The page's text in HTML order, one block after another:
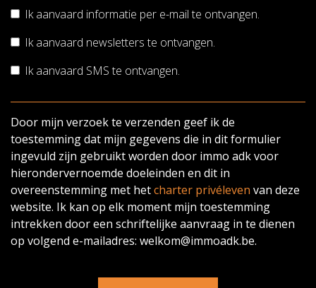
Ik aanvaard informatie per e-mail te ontvangen.
Ik aanvaard newsletters te ontvangen.
Ik aanvaard SMS te ontvangen.
Door mijn verzoek te verzenden geef ik de
toestemming dat mijn gegevens die in dit formulier
ingevuld zijn gebruikt worden door immo adk voor
hierondervernoemde doeleinden en dit in
overeenstemming met hetcharter privéleven van deze
website. Ik kan op elk moment mijn toestemming
intrekken door een schriftelijke aanvraag in te dienen
op volgend e-mailadres: welkom@immoadk.be.